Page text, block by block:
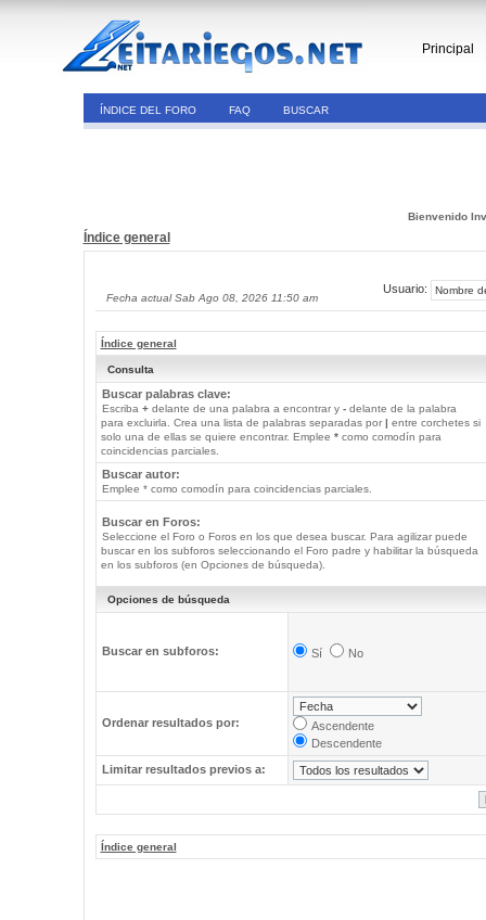
Principal
ÍNDICE DEL FORO FAQ BUSCAR
Bienvenido
Índice general
Fecha actual Sab Ago 08, 2026 11:50 am
Usuario:
Índice general
Consulta
Buscar palabras clave:
Escriba +delante de una palabra a encontrar y -delante de la palabra
para excluirla. Crea una lista de palabras separadas por | entre corchetes si
solo una de ellas se quiere encontrar. Emplee *como comodín para
coincidencias parciales.
Buscar autor:
Emplee * como comodín para coincidencias parciales.
Buscar en Foros:
Seleccione el Foro o Foros en los que desea buscar. Para agilizar puede
buscar en los subforos seleccionando el Foro padre y habilitar la búsqueda
en los subforos (en Opciones de búsqueda).
Opciones de búsqueda
Buscar en subforos: Sí No
Ordenar resultados por:
Ascendente
Descendente
Limitar resultados previos a:
Índice general